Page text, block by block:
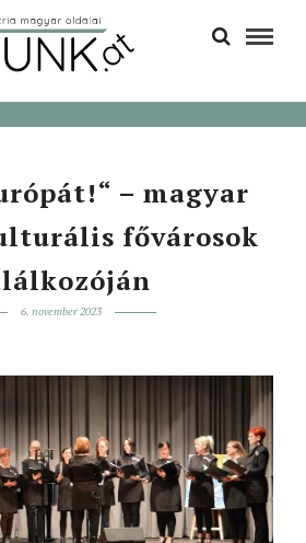
– magyar
fővárosok
6. november 2023